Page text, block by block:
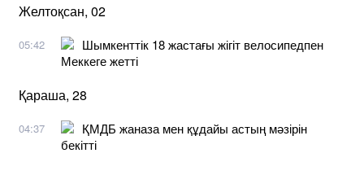
Желтоқсан, 02
05:42
Шымкенттік 18 жастағы жігіт велосипедпен
Меккеге жетті
Қараша, 28
04:37
ҚМДБ жаназа мен құдайы астың мәзірін
бекітті